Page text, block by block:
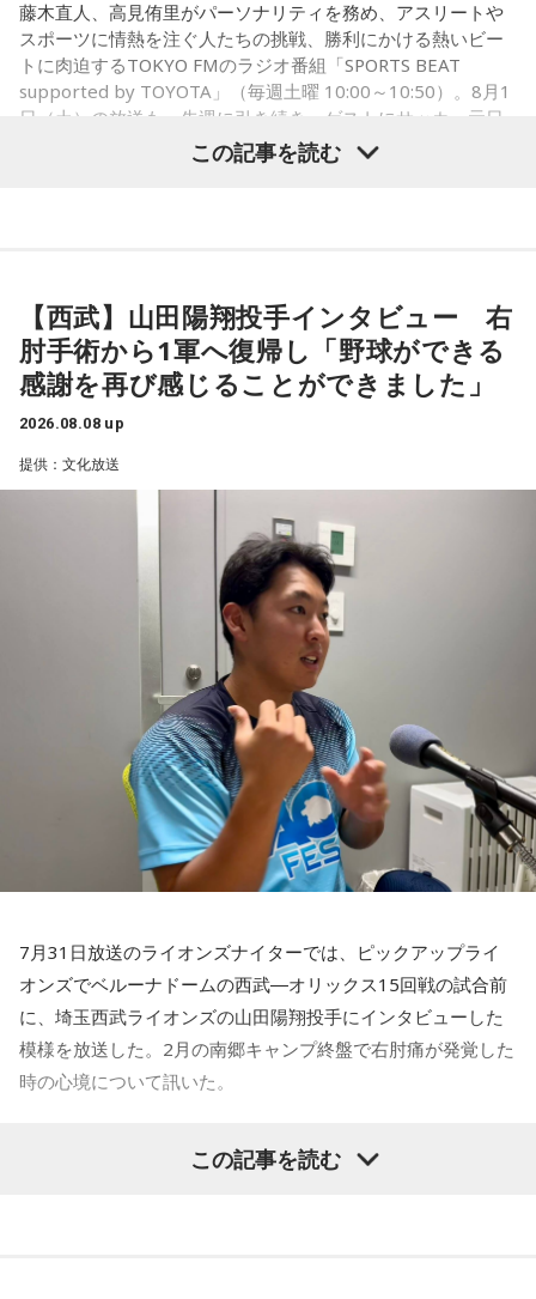
藤木直人、高見侑里がパーソナリティを務め、アスリートや
スポーツに情熱を注ぐ人たちの挑戦、勝利にかける熱いビー
トに肉迫するTOKYO FMのラジオ番組「SPORTS BEAT
supported by TOYOTA」（毎週土曜 10:00～10:50）。8月1
日（土）の放送も、先週に引き続き、ゲストにサッカー元日
本代表の福田正博さんが登場！ 当記事では、「FIFAワールド
カップ26（以下、W杯）」でブラジルに対する発言が波紋を
（左から）福田正博さん、藤木直人、高見侑里
1966年生まれの福田正博さんは、日本人初のJリーグ得点王に
45試合出場で9ゴールを記録するなど活躍を見せ、1993年に
はW杯アジア地区最終予選にも出場しました。2002年に現役
を引退した後は、サッカー解説者としてメディアでの活動の
ほか、講演会やサッカー教室をおこなうなど、自身の経験を
活かしながら幅広く活動しています。
◆「塩貝選手に悪意はなかった」
藤木：決勝トーナメントの相手がブラジルに決まった際、塩
貝選手の言葉が切り取られて話題になったというか、ブラジ
ルにちょっと火をつけてしまった部分もあるのかなと思った
福田：そうですね。塩貝選手に悪意はなかったと思います
し、素直に自分の気持ちを言っただけなのですが、それをブ
ラジルサイドがうまく切り取って、結果的に彼らのモチベー
ションを上げるような形になってしまったので、それはあま
何を言っているかというと、日本とブラジルの力関係は間違
いなくブラジルが上なんですよ。そこで日本サイドが考えな
きゃいけないことは、ブラジルに油断してもらう、隙を見せ
てもらうということも1つだと思っていて。
ジルは対戦相手が決まったときに「オランダじゃなくて良か
った」と思っていた。日本ということで、少しでも油断して
この記事を読む
【西武】山田陽翔投手インタビュー 右
肘手術から1軍へ復帰し「野球ができる
感謝を再び感じることができました」
2026.08.08 up
提供：文化放送
7月31日放送のライオンズナイターでは、ピックアップライ
オンズでベルーナドームの西武―オリックス15回戦の試合前
に、埼玉西武ライオンズの山田陽翔投手にインタビューした
模様を放送した。2月の南郷キャンプ終盤で右肘痛が発覚した
時の心境について訊いた。
しい成績だったかと思いますが、「求めすぎずに自分のやる
この記事を読む